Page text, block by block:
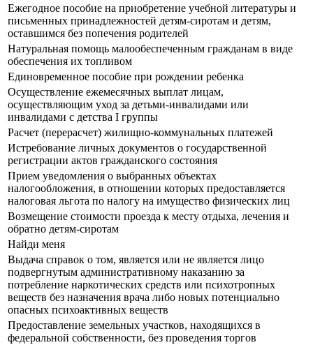
Ежегодное пособие на приобретение учебной литературы и
письменных принадлежностей детям-сиротам и детям,
оставшимся без попечения родителей
Натуральная помощь малообеспеченным гражданам в виде
обеспечения их топливом
Единовременное пособие при рождении ребенка
Осуществление ежемесячных выплат лицам,
осуществляющим уход за детьми-инвалидами или
инвалидами с детства I группы
Расчет (перерасчет) жилищно-коммунальных платежей
Истребование личных документов о государственной
регистрации актов гражданского состояния
Прием уведомления о выбранных объектах
налогообложения, в отношении которых предоставляется
налоговая льгота по налогу на имущество физических лиц
Возмещение стоимости проезда к месту отдыха, лечения и
обратно детям-сиротам
Найди меня
Выдача справок о том, является или не является лицо
подвергнутым административному наказанию за
потребление наркотических средств или психотропных
веществ без назначения врача либо новых потенциально
опасных психоактивных веществ
Предоставление земельных участков, находящихся в
федеральной собственности, без проведения торгов